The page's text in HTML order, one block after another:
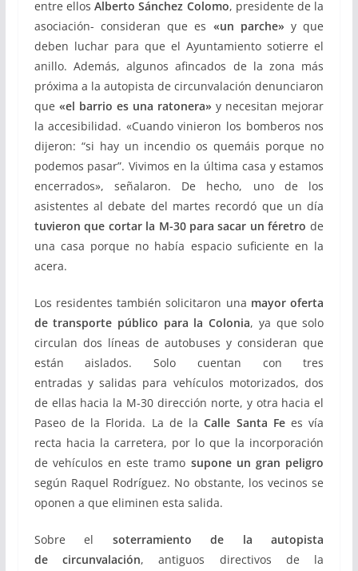
entre ellosAlberto Sánchez Colomo, presidente de la
asociación- consideran que es «un parche» y que
deben luchar para que el Ayuntamiento sotierre el
anillo. Además, algunos afincados de la zona más
próxima a la autopista de circunvalación denunciaron
que «el barrio es una ratonera» y necesitan mejorar
la accesibilidad. «Cuando vinieron los bomberos nos
dijeron: “si hay un incendio os quemáis porque no
podemos pasar”. Vivimos en la última casa y estamos
encerrados», señalaron. De hecho, uno de los
asistentes al debate del martes recordó que un día
tuvieron que cortar la M-30 para sacar un féretro de
una casa porque no había espacio suficiente en la
acera.
Los residentes también solicitaron una mayor oferta
de transporte público para la Colonia, ya que solo
circulan dos líneas de autobuses y consideran que
están aislados. Solo cuentan con tres
entradas y salidas para vehículos motorizados, dos
de ellas hacia la M-30 dirección norte, y otra hacia el
Paseo de la Florida. La de laCalle Santa Fees vía
recta hacia la carretera, por lo que la incorporación
de vehículos en este tramo supone un gran peligro
según Raquel Rodríguez. No obstante, los vecinos se
oponen a que eliminen esta salida.
Sobre el soterramiento de la autopista
de circunvalación, antiguos directivos de la